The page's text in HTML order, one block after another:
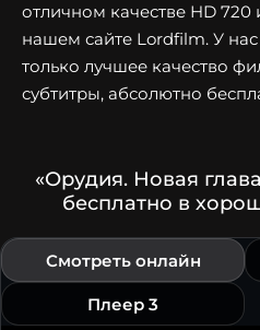
отличном качестве HD 720
нашем сайте Lordfilm. У
только лучшее качество
субтитры, абсолютно
«Орудия. Новая
бесплатно в
Смотреть онлайн
Плеер 3